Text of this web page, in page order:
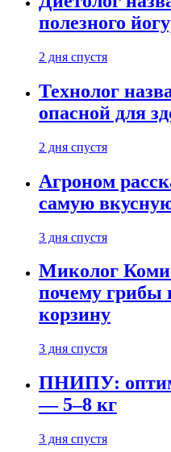
полезного
2 дня спустя
Технолог
опасной для
2 дня спустя
Агроном
самую
3 дня спустя
Миколог
почему грибы
корзину
3 дня спустя
ПНИПУ:
— 5–8 кг
3 дня спустя